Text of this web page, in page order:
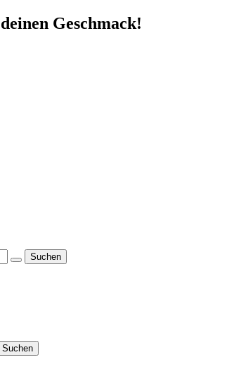
Geschmack!
Suchen
Suchen